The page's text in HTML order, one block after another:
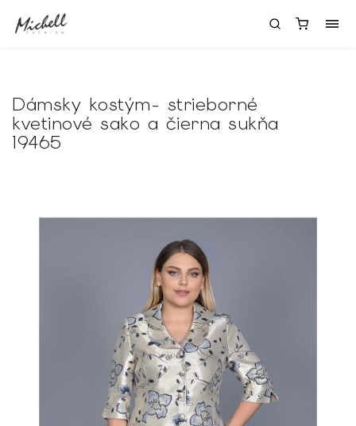
Dámsky kostým- strieborné
kvetinové sako a čierna sukňa
19465